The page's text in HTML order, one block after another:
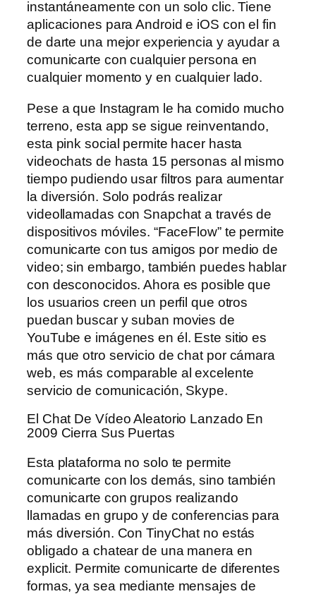
instantáneamente con un solo clic. Tiene
aplicaciones para Android e iOS con el fin
de darte una mejor experiencia y ayudar a
comunicarte con cualquier persona en
cualquier momento y en cualquier lado.
Pese a que Instagram le ha comido mucho
terreno, esta app se sigue reinventando,
esta pink social permite hacer hasta
videochats de hasta 15 personas al mismo
tiempo pudiendo usar filtros para aumentar
la diversión. Solo podrás realizar
videollamadas con Snapchat a través de
dispositivos móviles. “FaceFlow” te permite
comunicarte con tus amigos por medio de
video; sin embargo, también puedes hablar
con desconocidos. Ahora es posible que
los usuarios creen un perfil que otros
puedan buscar y suban movies de
YouTube e imágenes en él. Este sitio es
más que otro servicio de chat por cámara
web, es más comparable al excelente
servicio de comunicación, Skype.
El Chat De Vídeo Aleatorio Lanzado En
2009 Cierra Sus Puertas
Esta plataforma no solo te permite
comunicarte con los demás, sino también
comunicarte con grupos realizando
llamadas en grupo y de conferencias para
más diversión. Con TinyChat no estás
obligado a chatear de una manera en
explicit. Permite comunicarte de diferentes
formas, ya sea mediante mensajes de